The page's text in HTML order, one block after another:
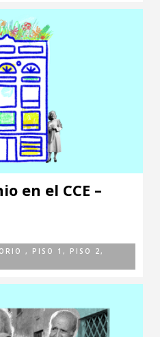
en el CCE –
, PISO 1, PISO 2,